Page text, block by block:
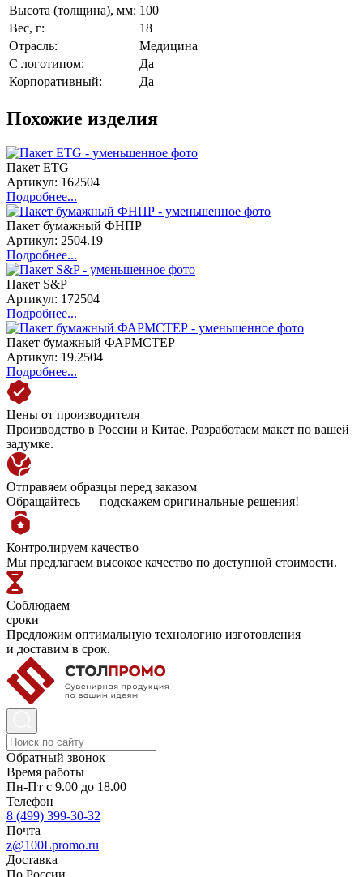
Высота (толщина), мм: 100
Вес, г:
18
Отрасль:
Медицина
С логотипом:
Да
Корпоративный:
Да
Похожие изделия
Пакет ETG
Артикул: 162504
Подробнее...
Пакет бумажный ФНПР
Артикул: 2504.19
Подробнее...
Пакет S&P
Артикул: 172504
Подробнее...
Пакет бумажный ФАРМСТЕР
Артикул: 19.2504
Подробнее...
Цены от производителя
Производство в России и Китае. Разработаем макет по вашей
задумке.
Отправяем образцы перед заказом
Обращайтесь — подскажем оригинальные решения!
Контролируем качество
Мы предлагаем высокое качество по доступной стоимости.
Соблюдаем
сроки
Предложим оптимальную технологию изготовления
и доставим в срок.
Обратный звонок
Время работы
Пн-Пт с 9.00 до 18.00
Телефон
8 (499) 399-30-32
Почта
z@100Lpromo.ru
Доставка
По России